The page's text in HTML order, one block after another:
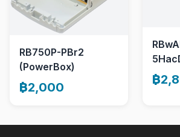
RB750P-PBr2
(PowerBox)
฿2,000
฿